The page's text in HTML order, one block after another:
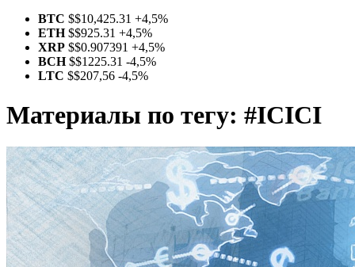
BTC $$10,425.31 +4,5%
ETH$$925.31 +4,5%
XRP $$0.907391 +4,5%
BCH$$1225.31 -4,5%
LTC $$207,56 -4,5%
Материалы по тегу: #ICICI